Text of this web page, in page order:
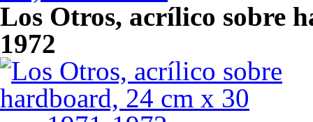
Los Otros, acrílico sobre
1972